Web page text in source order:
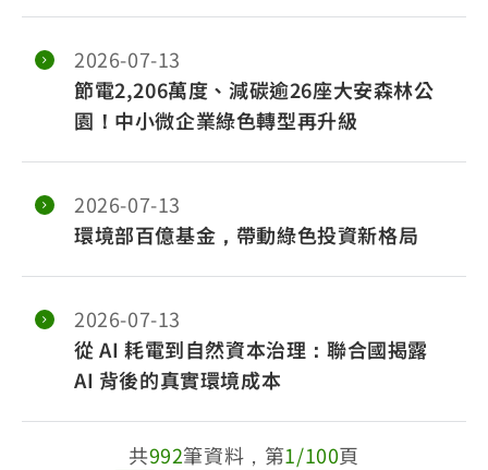
2026-07-13
節電2,206萬度、減碳逾26座大安森林公
園！中小微企業綠色轉型再升級
2026-07-13
環境部百億基金，帶動綠色投資新格局
2026-07-13
從 AI 耗電到自然資本治理：聯合國揭露
AI 背後的真實環境成本
共992筆資料，第1/100頁